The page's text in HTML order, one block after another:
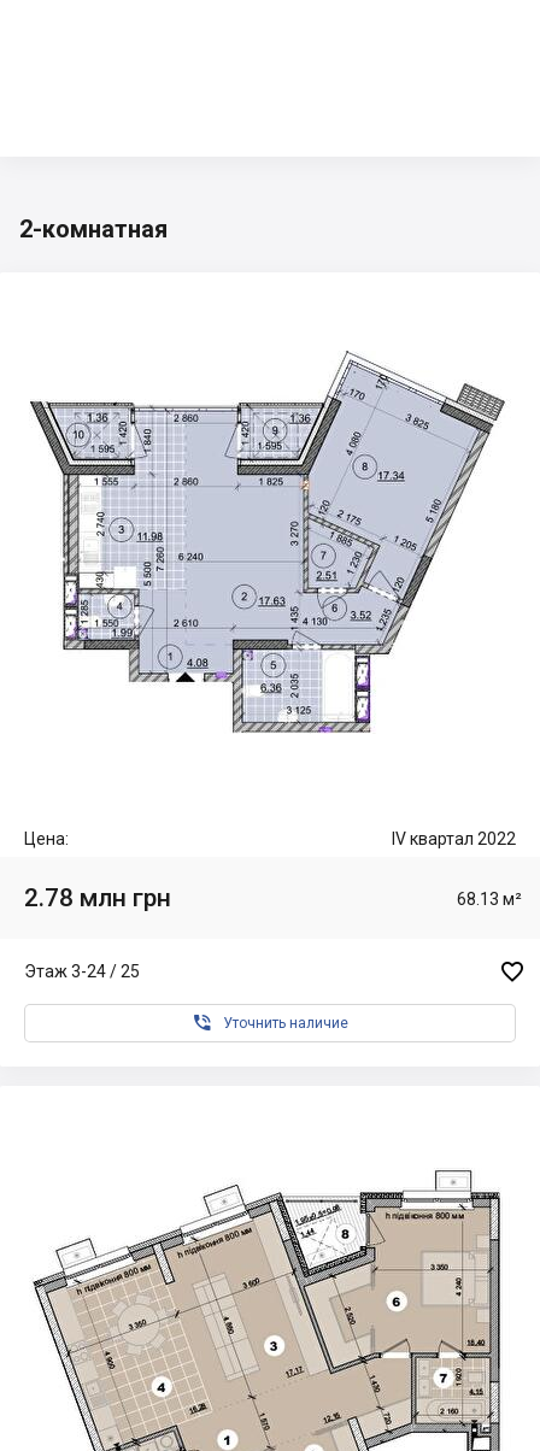
2-комнатная
Цена: IV квартал 2022
2.78 млн грн 68.13 м²
Этаж 3-24 / 25 
 Уточнить наличие